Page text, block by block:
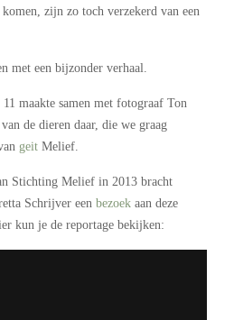
zijn zo toch verzekerd van een
met een bijzonder verhaal.
maakte samen met fotograaf Ton
de dieren daar, die we graag
geit Melief.
Stichting Melief in 2013 bracht
Schrijver een bezoek aan deze
kun je de reportage bekijken: